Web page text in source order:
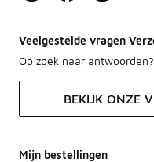
Veelgestelde vragen
Op zoek naar antwoorden?
BEKIJK ONZE
Mijn bestellingen